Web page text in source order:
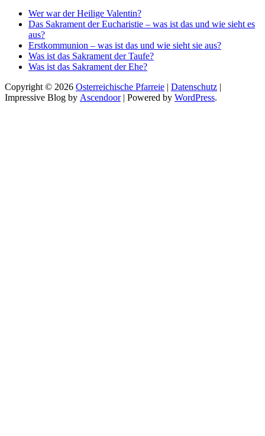
Wer war der Heilige Valentin?
Das Sakrament der Eucharistie – was ist das und wie sieht es
aus?
Erstkommunion – was ist das und wie sieht sie aus?
Was ist das Sakrament der Taufe?
Was ist das Sakrament der Ehe?
Copyright © 2026 Osterreichische Pfarreie | Datenschutz |
Impressive Blog by Ascendoor| Powered by WordPress.